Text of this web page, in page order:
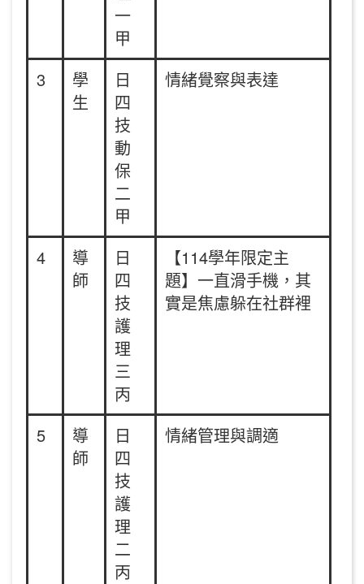
一
甲
3
學
生
日
四
技
動
保
二
甲
情緒覺察與表達
4
導
師
日
四
技
護
理
三
丙
【114學年限定主
題】一直滑手機，其
實是焦慮躲在社群裡
5
導
師
日
四
技
護
理
二
丙
情緒管理與調適